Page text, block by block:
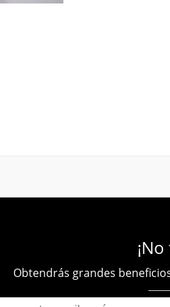
Obtendrás grandes